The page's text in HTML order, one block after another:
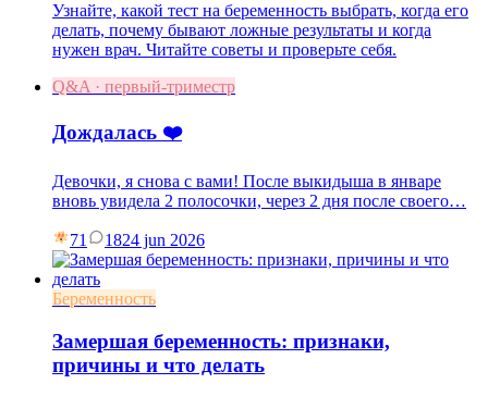
Узнайте, какой тест на беременность выбрать, когда его
делать, почему бывают ложные результаты и когда
нужен врач. Читайте советы и проверьте себя.
Q&A · первый-триместр
Дождалась ❤️
Девочки, я снова с вами! После выкидыша в январе
вновь увидела 2 полосочки, через 2 дня после своего…
71 1824 jun 2026
Беременность
Замершая беременность: признаки,
причины и что делать